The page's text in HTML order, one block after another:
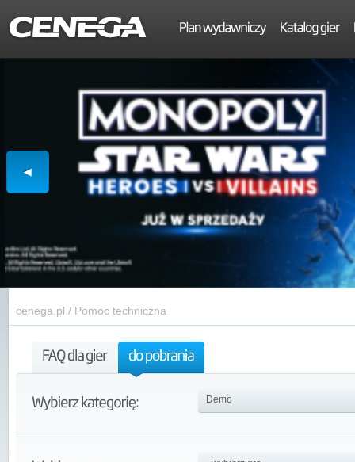
cenega.pl / Pomoc techniczna